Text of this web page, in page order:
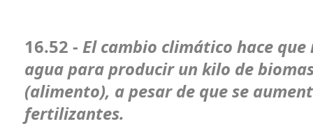
16.52 - El cambio climático hace que
agua para producir un kilo de
(alimento), a pesar de que se
fertilizantes.